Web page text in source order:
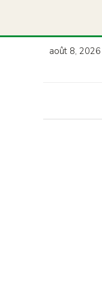
août 8, 2026